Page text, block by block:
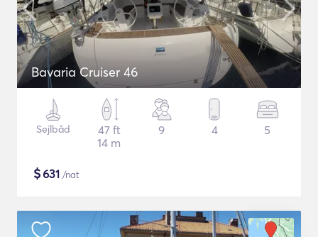
Bavaria Cruiser 46
Sejlbåd
47 ft
14 m
9 4 5
$631 /nat